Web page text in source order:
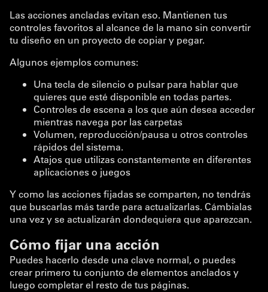
Las acciones ancladas evitan eso. Mantienen tus
controles favoritos al alcance de la mano sin convertir
tu diseño en un proyecto de copiar y pegar.
Algunos ejemplos comunes:
Una tecla de silencio o pulsar para hablar que
quieres que esté disponible en todas partes.
Controles de escena a los que aún desea acceder
mientras navega por las carpetas
Volumen, reproducción/pausa u otros controles
rápidos del sistema.
Atajos que utilizas constantemente en diferentes
aplicaciones o juegos
Y como las acciones fijadas se comparten, no tendrás
que buscarlas más tarde para actualizarlas. Cámbialas
una vez y se actualizarán dondequiera que aparezcan.
Cómo fijar una acción
Puedes hacerlo desde una clave normal, o puedes
crear primero tu conjunto de elementos anclados y
luego completar el resto de tus páginas.